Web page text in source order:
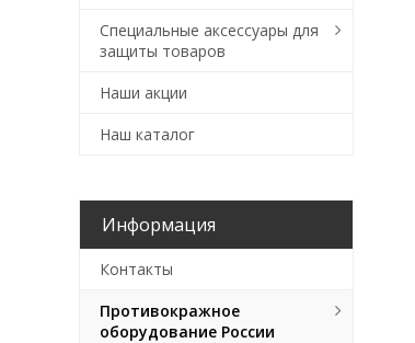
Специальные аксессуары для
защиты товаров
Наши акции
Наш каталог
Информация
Контакты
Противокражное
оборудование России